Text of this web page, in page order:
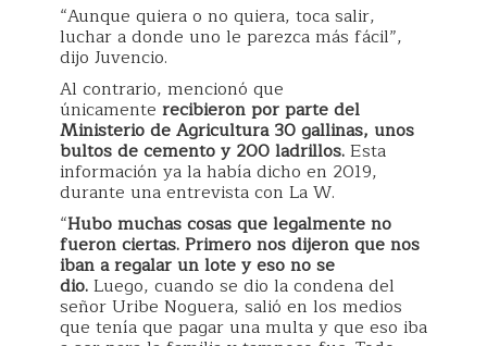
“Aunque quiera o no quiera, toca salir,
luchar a donde uno le parezca más fácil”,
dijo Juvencio.
Al contrario, mencionó que
únicamente recibieron por parte del
Ministerio de Agricultura 30 gallinas, unos
bultos de cemento y 200 ladrillos.Esta
información ya la había dicho en 2019,
durante una entrevista con La W.
“Hubo muchas cosas que legalmente no
fueron ciertas. Primero nos dijeron que nos
iban a regalar un lote y eso no se
dio.Luego, cuando se dio la condena del
señor Uribe Noguera, salió en los medios
que tenía que pagar una multa y que eso iba